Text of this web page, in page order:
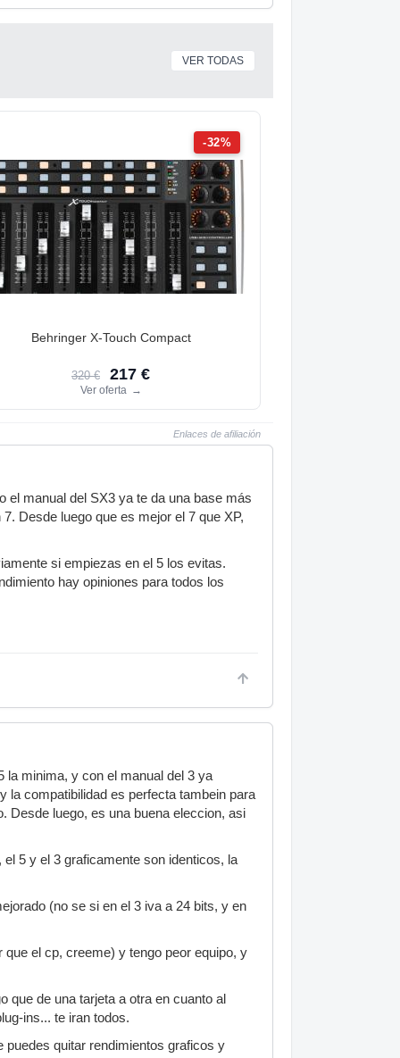
VER TODAS
-32%
Behringer X-Touch Compact
320 € 217 €
Ver oferta →
Enlaces de afiliación
el manual del SX3 ya te da una base más
Desde luego que es mejor el 7 que XP,
si empiezas en el 5 los evitas.
hay opiniones para todos los
la minima, y con el manual del 3 ya
la compatibilidad es perfecta tambein para
Desde luego, es una buena eleccion, asi
5 y el 3 graficamente son identicos, la
(no se si en el 3 iva a 24 bits, y en
el cp, creeme) y tengo peor equipo, y
que de una tarjeta a otra en cuanto al
ins... te iran todos.
quitar rendimientos graficos y